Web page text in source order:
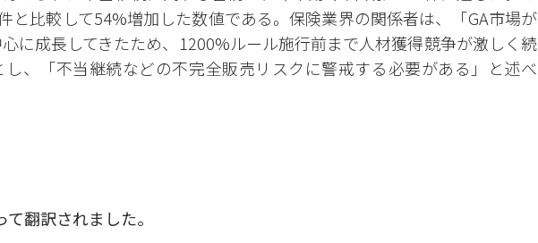
と比較して54%増加した数値である。保険業界の関係者は、「GA市場が
に成長してきたため、1200%ルール施行前まで人材獲得競争が激しく続
し、「不当継続などの不完全販売リスクに警戒する必要がある」と述べ
翻訳されました。